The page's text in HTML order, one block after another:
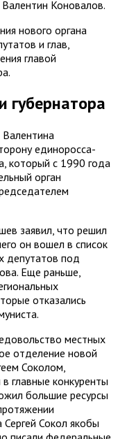
Коновалов.
нового органа
и глав,
главой
губернатора
единоросса-
который с 1990 года
орган
заявил, что решил
он вошел в список
депутатов под
Еще раньше,
отказались
местных
отделение новой
Соколом,
главные конкуренты
большие ресурсы
Сокол якобы